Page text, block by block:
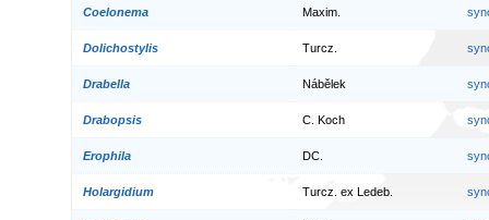
Coelonema Maxim.
Dolichostylis Turcz.
Drabella Nábělek
Drabopsis C. Koch
Erophila DC.
Holargidium Turcz. ex Ledeb.